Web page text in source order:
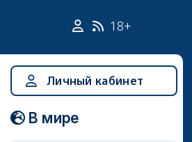
18+
Личный кабинет
В мире